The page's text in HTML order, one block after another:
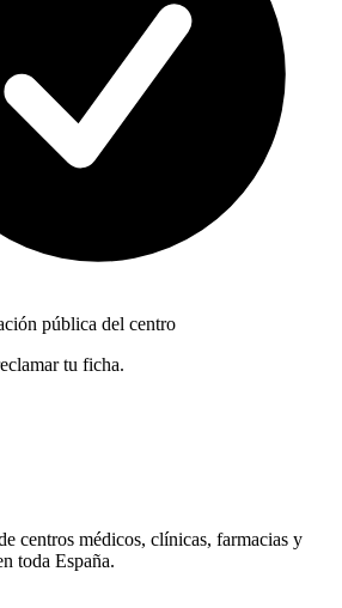
pública del centro
tu ficha.
centros médicos, clínicas, farmacias y
toda España.